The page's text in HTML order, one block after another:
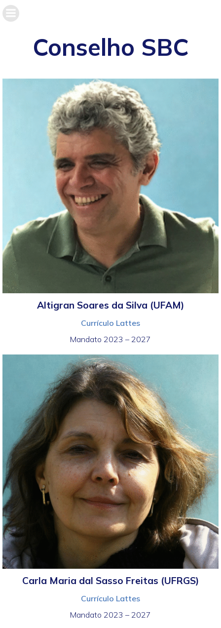
Conselho SBC
Altigran Soares da Silva (UFAM)
Currículo Lattes
Mandato 2023 – 2027
Carla Maria dal Sasso Freitas (UFRGS)
Currículo Lattes
Mandato 2023 – 2027